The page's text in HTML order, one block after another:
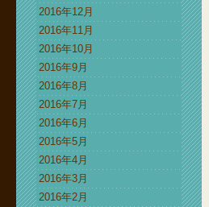
2016年12月
2016年11月
2016年10月
2016年9月
2016年8月
2016年7月
2016年6月
2016年5月
2016年4月
2016年3月
2016年2月